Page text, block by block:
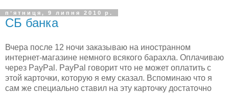
пʼятниця, 9 липня 2010 р.
СБ банка
Вчера после 12 ночи заказываю на иностранном
интернет-магазине немного всякого барахла. Оплачиваю
через PayPal. PayPal говорит что не может оплатить с
этой карточки, которую я ему сказал. Вспоминаю что я
сам же специально ставил на эту карточку достаточно